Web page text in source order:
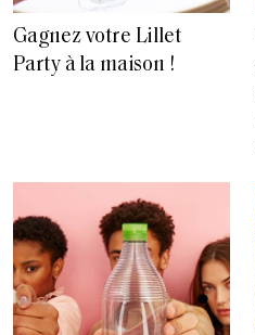
Gagnez votre Lillet
Party à la maison !